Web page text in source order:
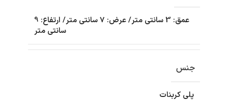
عمق: 3 سانتی متر/ عرض: 7 سانتی متر/ ارتفاع: 9
سانتی متر
جنس
پلی کربنات